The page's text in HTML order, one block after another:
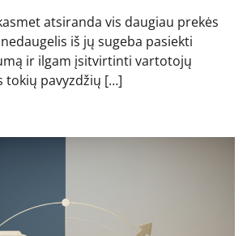
atsiranda vis daugiau prekės
iš jų sugeba pasiekti
ir ilgam įsitvirtinti vartotojų
tokių pavyzdžių […]